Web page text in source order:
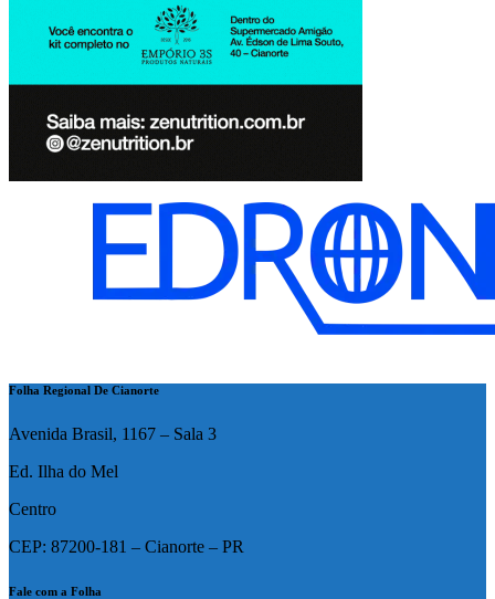
Folha Regional De Cianorte
Avenida Brasil, 1167 – Sala 3
Ed. Ilha do Mel
Centro
CEP: 87200-181 – Cianorte – PR
Fale com a Folha